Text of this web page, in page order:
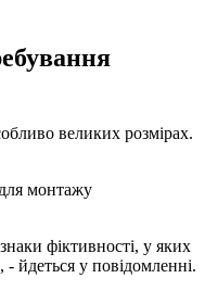
великих розмірах.
монтажу
фіктивності, у яких
йдеться у повідомленні.